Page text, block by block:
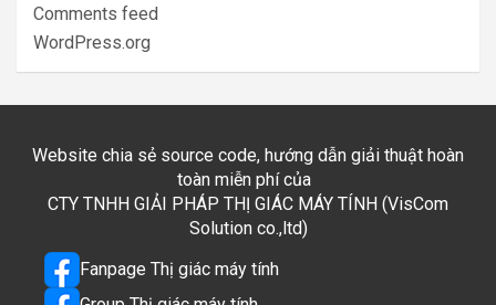
Comments feed
WordPress.org
Website chia sẻ source code, hướng dẫn giải thuật hoàn
toàn miễn phí của
CTY TNHH GIẢI PHÁP THỊ GIÁC MÁY TÍNH (VisCom
Solution co.,ltd)
Fanpage Thị giác máy tính